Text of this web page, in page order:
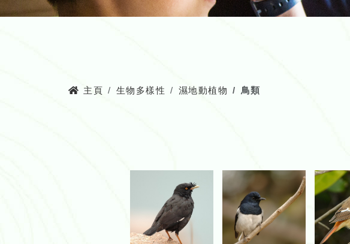
主頁 生物多樣性 濕地動植物 鳥類